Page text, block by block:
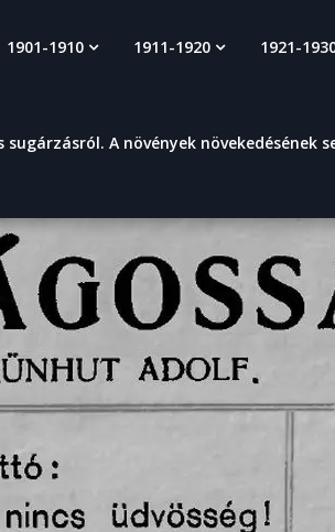
1901-1910 1911-1920 1921-
sugárzásról. A növények növekedésének